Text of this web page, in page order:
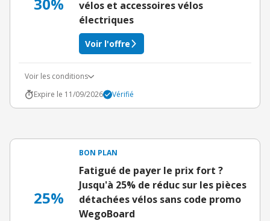
vélos et accessoires vélos
électriques
Voir l'offre
Voir les conditions
Expire le 11/09/2026
Vérifié
25%
BON PLAN
Fatigué de payer le prix fort ?
Jusqu'à 25% de réduc sur les pièces
détachées vélos sans code promo
WegoBoard